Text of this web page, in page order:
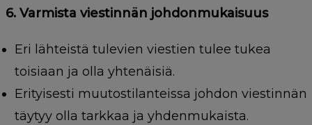
6. Varmista viestinnän johdonmukaisuus
Eri lähteistä tulevien viestien tulee tukea
toisiaan ja olla yhtenäisiä.
Erityisesti muutostilanteissa johdon viestinnän
täytyy olla tarkkaa ja yhdenmukaista.